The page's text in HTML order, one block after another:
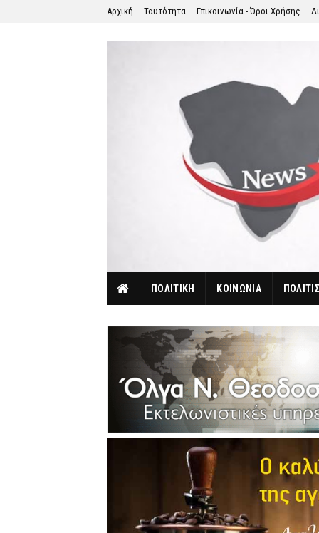
Αρχική Ταυτότητα Επικοινωνία - Όροι Χρήσης
ΠΟΛΙΤΙΚΗ ΚΟΙΝΩΝΙΑ